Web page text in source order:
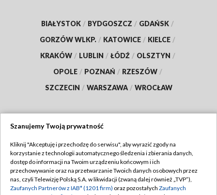
BIAŁYSTOK / BYDGOSZCZ / GDAŃSK /
GORZÓW WLKP. / KATOWICE / KIELCE /
KRAKÓW / LUBLIN / ŁÓDŹ / OLSZTYN /
OPOLE / POZNAŃ / RZESZÓW /
SZCZECIN / WARSZAWA / WROCŁAW
TVP
Abonament TVP
Emisja w TVP
Regulamin TVP
Polityka prywatności
Szanujemy Twoją prywatność
Kliknij "Akceptuję i przechodzę do serwisu", aby wyrazić zgody na
korzystanie z technologii automatycznego śledzenia i zbierania danych,
dostęp do informacji na Twoim urządzeniu końcowym i ich
przechowywanie oraz na przetwarzanie Twoich danych osobowych przez
nas, czyli Telewizję Polską S.A. w likwidacji (zwaną dalej również „TVP”),
Zaufanych Partnerów z IAB* (1201 firm) oraz pozostałych Zaufanych